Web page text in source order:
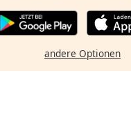
andere Optionen